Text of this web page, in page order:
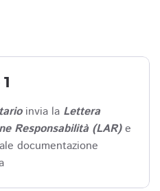
invia la Lettera
Responsabilità (LAR)e
documentazione